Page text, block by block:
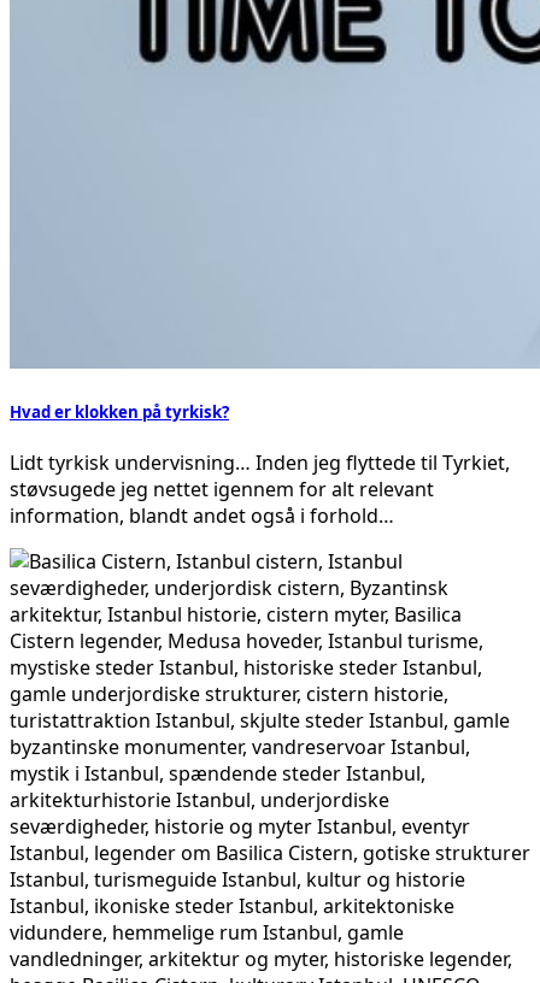
Hvad er klokken på tyrkisk?
Lidt tyrkisk undervisning… Inden jeg flyttede til Tyrkiet,
støvsugede jeg nettet igennem for alt relevant
information, blandt andet også i forhold…